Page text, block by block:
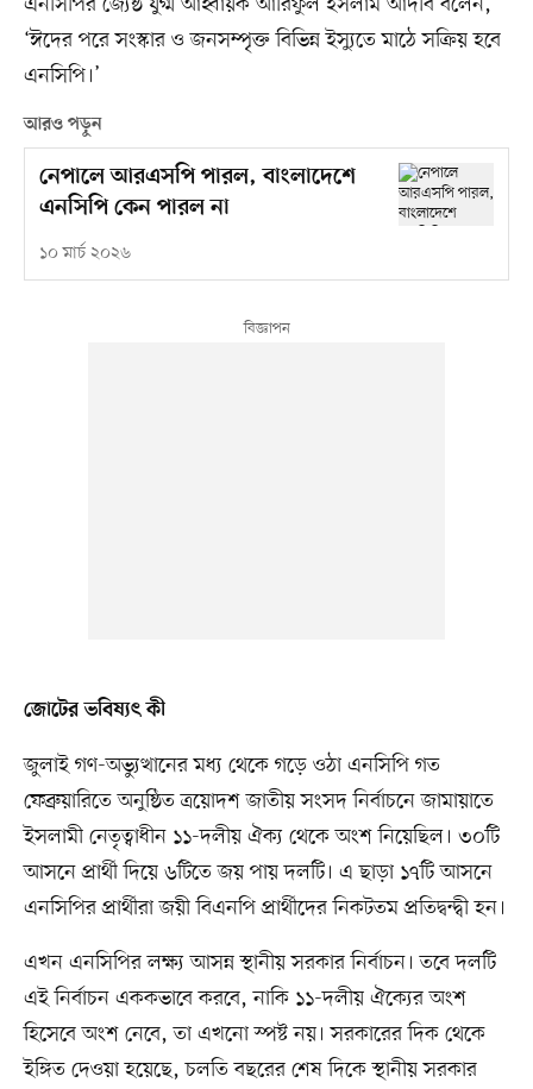
‘ঈদের পরে সংস্কার ও জনসম্পৃক্ত বিভিন্ন ইস্যুতে মাঠে সক্রিয় হবে
এনসিপি।’
আরও পড়ুন
নেপালে আরএসপি পারল, বাংলাদেশে
এনসিপি কেন পারল না
১০ মার্চ ২০২৬
জোটের ভবিষ্যৎ কী
জুলাই গণ-অভ্যুত্থানের মধ্য থেকে গড়ে ওঠা এনসিপি গত
ফেব্রুয়ারিতে অনুষ্ঠিত ত্রয়োদশ জাতীয় সংসদ নির্বাচনে জামায়াতে
ইসলামী নেতৃত্বাধীন ১১-দলীয় ঐক্য থেকে অংশ নিয়েছিল। ৩০টি
আসনে প্রার্থী দিয়ে ৬টিতে জয় পায় দলটি। এ ছাড়া ১৭টি আসনে
এনসিপির প্রার্থীরা জয়ী বিএনপি প্রার্থীদের নিকটতম প্রতিদ্বন্দ্বী হন।
এখন এনসিপির লক্ষ্য আসন্ন স্থানীয় সরকার নির্বাচন। তবে দলটি
এই নির্বাচন এককভাবে করবে, নাকি ১১-দলীয় ঐক্যের অংশ
হিসেবে অংশ নেবে, তা এখনো স্পষ্ট নয়। সরকারের দিক থেকে
ইঙ্গিত দেওয়া হয়েছে, চলতি বছরের শেষ দিকে স্থানীয় সরকার